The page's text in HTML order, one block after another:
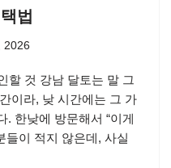
법
2026
할 것 강남 달토는 말 그
이라, 낮 시간에는 그 가
. 한낮에 방문해서 “이게
들이 적지 않은데, 사실